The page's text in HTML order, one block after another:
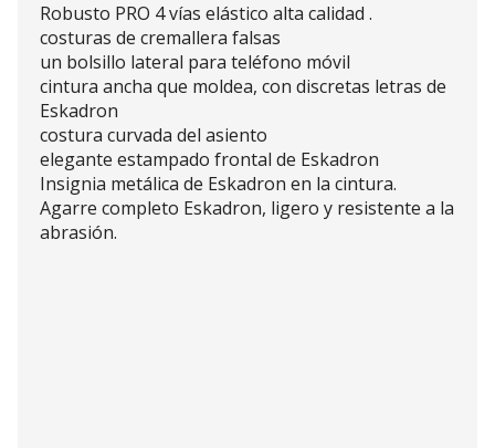
Robusto PRO 4 vías elástico alta calidad .
costuras de cremallera falsas
un bolsillo lateral para teléfono móvil
cintura ancha que moldea, con discretas letras de
Eskadron
costura curvada del asiento
elegante estampado frontal de Eskadron
Insignia metálica de Eskadron en la cintura.
Agarre completo Eskadron, ligero y resistente a la
abrasión.